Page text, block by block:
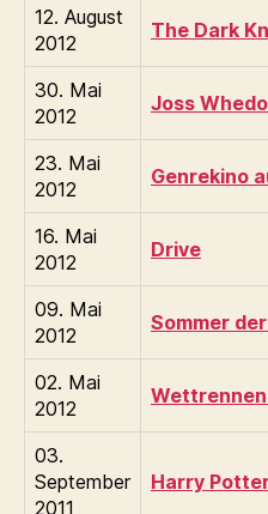
12. August
2012
The Dark
30. Mai
2012
Joss
23. Mai
2012
Genrekino
16. Mai
2012
Drive
09. Mai
2012
Sommer
02. Mai
2012
03.
September
2011
Harry